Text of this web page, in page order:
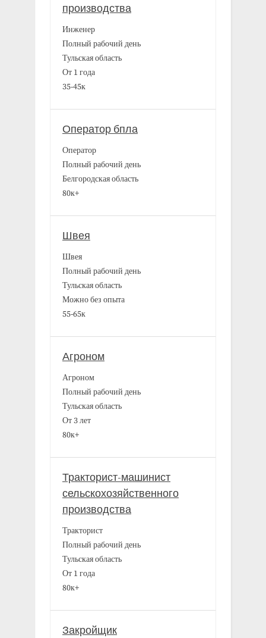
производства
Инженер
Полный рабочий день
Тульская область
От 1 года
35-45к
Оператор бпла
Оператор
Полный рабочий день
Белгородская область
80к+
Швея
Швея
Полный рабочий день
Тульская область
Можно без опыта
55-65к
Агроном
Агроном
Полный рабочий день
Тульская область
От 3 лет
80к+
Тракторист-машинист
сельскохозяйственного
производства
Тракторист
Полный рабочий день
Тульская область
От 1 года
80к+
Закройщик